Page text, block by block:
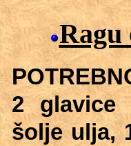
2 glavice
šolje ulja,